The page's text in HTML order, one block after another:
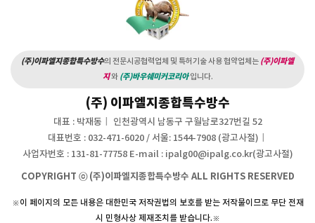
(주)이파엘지종합특수방수의 전문시공협력업체 및 특허기술 사용 협약업체는 (주)이파엘
지와 (주)바우쉐미커코리아입니다.
(주) 이파엘지종합특수방수
대표 : 박재동
인천광역시 남동구 구월남로327번길 52
대표번호 : 032-471-6020 / 서울: 1544-7908 (광고사절)
사업자번호 : 131-81-77758 E-mail : ipalg00@ipalg.co.kr(광고사절)
COPYRIGHT ⓒ (주)이파엘지종합특수방수 ALL RIGHTS RESERVED
※이 페이지의 모든 내용은 대한민국 저작권법의 보호를 받는 저작물이므로 무단 전재
시 민형사상 제재조치를 받습니다.※